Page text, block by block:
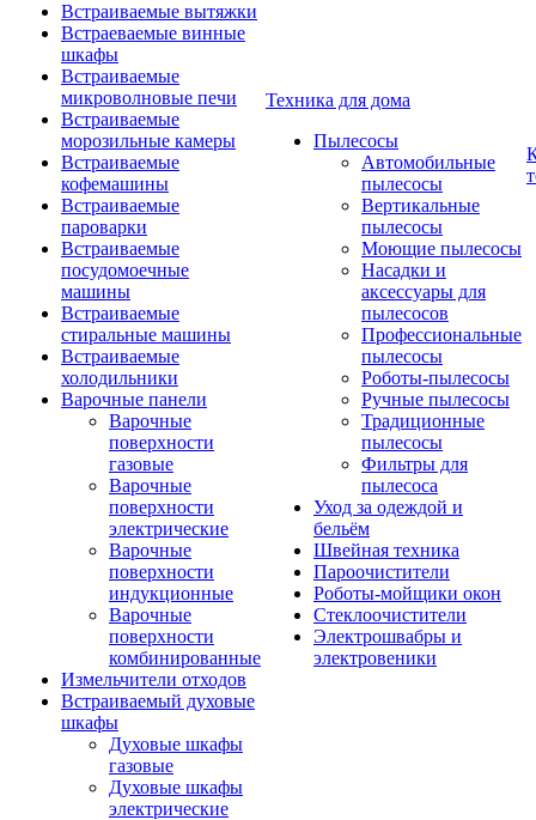
Встраиваемые вытяжки
Встраеваемые винные
шкафы
Встраиваемые
микроволновые печи
Встраиваемые
морозильные камеры
Встраиваемые
кофемашины
Встраиваемые
пароварки
Встраиваемые
посудомоечные
машины
Встраиваемые
стиральные машины
Встраиваемые
холодильники
Варочные панели
Варочные
поверхности
газовые
Варочные
поверхности
электрические
Варочные
поверхности
индукционные
Варочные
поверхности
комбинированные
Измельчители отходов
Встраиваемый духовые
шкафы
Духовые шкафы
газовые
Духовые шкафы
электрические
Техника для дома
Пылесосы
Автомобильные
пылесосы
Вертикальные
пылесосы
Моющие пылесосы
Насадки и
аксессуары для
пылесосов
Профессиональные
пылесосы
Роботы-пылесосы
Ручные пылесосы
Традиционные
пылесосы
Фильтры для
пылесоса
Уход за одеждой и
бельём
Швейная техника
Пароочистители
Роботы-мойщики окон
Стеклоочистители
Электрошвабры и
электровеники